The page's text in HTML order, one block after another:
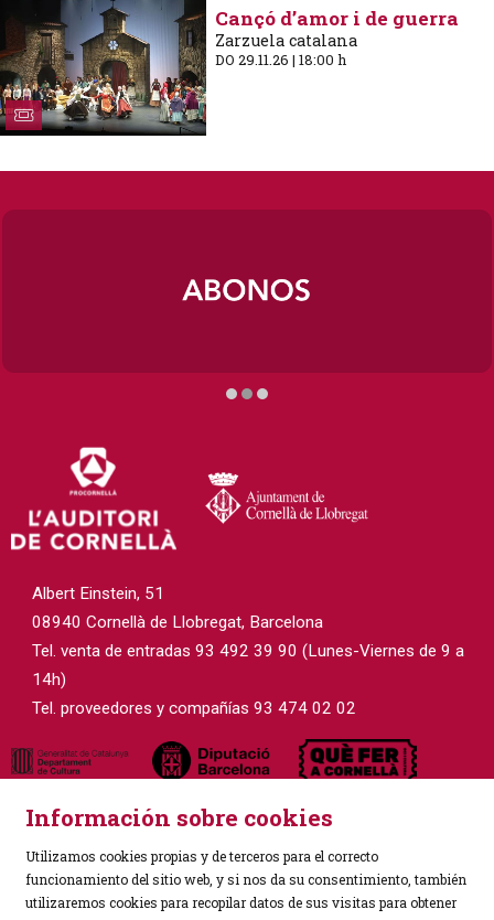
Cançó d’amor i de guerra
Zarzuela catalana
DO 29.11.26 | 18:00 h
Albert Einstein, 51
08940 Cornellà de Llobregat, Barcelona
Tel. venta de entradas 93 492 39 90 (Lunes-Viernes de 9 a
14h)
Tel. proveedores y compañías 93 474 02 02
Información sobre cookies
Utilizamos cookies propias y de terceros para el correcto
funcionamiento del sitio web, y si nos da su consentimiento, también
utilizaremos cookies para recopilar datos de sus visitas para obtener